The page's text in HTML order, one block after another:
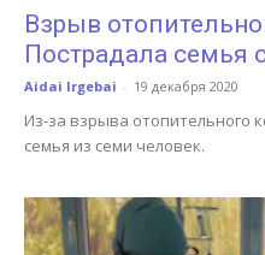
Взрыв
Пострадала семья
Aidai Irgebai - 19 декабря 2020
Из-за взрыва отопительного
семья из семи человек.